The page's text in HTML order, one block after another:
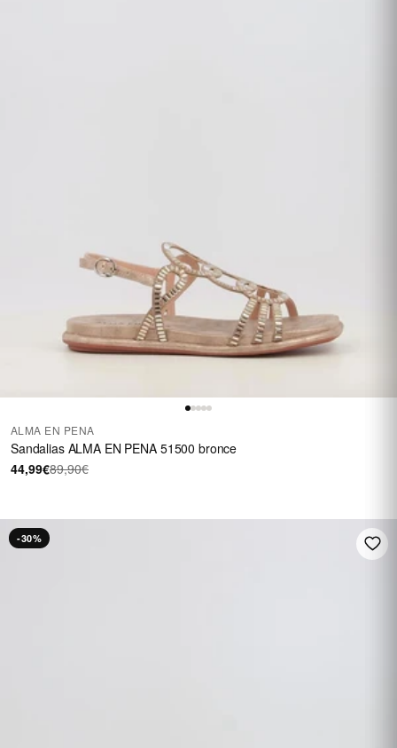
ALMA EN PENA
Sandalias ALMA EN PENA 51500 bronce
44,99€89,90€
-30%